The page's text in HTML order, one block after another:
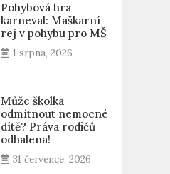
Pohybová hra
karneval: Maškarní
rej v pohybu pro MŠ
1 srpna, 2026
Může školka
odmítnout nemocné
dítě? Práva rodičů
odhalena!
31 července, 2026